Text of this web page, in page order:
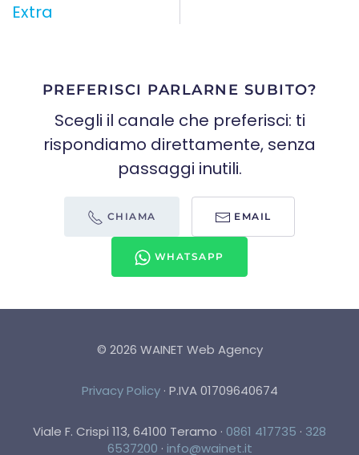
Extra
PREFERISCI PARLARNE SUBITO?
Scegli il canale che preferisci: ti
rispondiamo direttamente, senza
passaggi inutili.
CHIAMA EMAIL
WHATSAPP
© 2026 WAINET Web Agency
Privacy Policy · P.IVA 01709640674
Viale F. Crispi 113, 64100 Teramo · 0861 417735 · 328
6537200 · info@wainet.it